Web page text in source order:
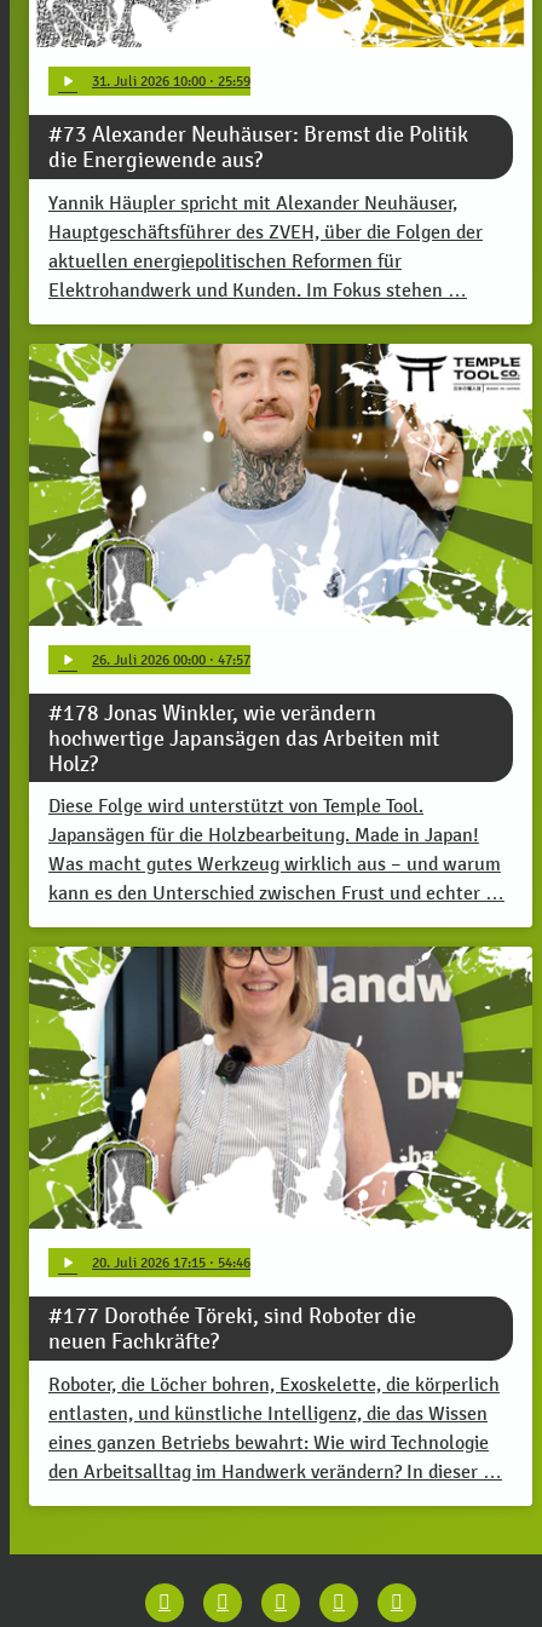
play_arrow 31. Juli 2026 10:00 · 25:59
#73 Alexander Neuhäuser: Bremst die Politik
die Energiewende aus?
Yannik Häupler spricht mit Alexander Neuhäuser,
Hauptgeschäftsführer des ZVEH, über die Folgen der
aktuellen energiepolitischen Reformen für
Elektrohandwerk und Kunden. Im Fokus stehen …
play_arrow 26. Juli 2026 00:00 · 47:57
#178 Jonas Winkler, wie verändern
hochwertige Japansägen das Arbeiten mit
Holz?
Diese Folge wird unterstützt von Temple Tool.
Japansägen für die Holzbearbeitung. Made in Japan!
Was macht gutes Werkzeug wirklich aus – und warum
kann es den Unterschied zwischen Frust und echter …
play_arrow 20. Juli 2026 17:15 · 54:46
#177 Dorothée Töreki, sind Roboter die
neuen Fachkräfte?
Roboter, die Löcher bohren, Exoskelette, die körperlich
entlasten, und künstliche Intelligenz, die das Wissen
eines ganzen Betriebs bewahrt: Wie wird Technologie
den Arbeitsalltag im Handwerk verändern? In dieser …